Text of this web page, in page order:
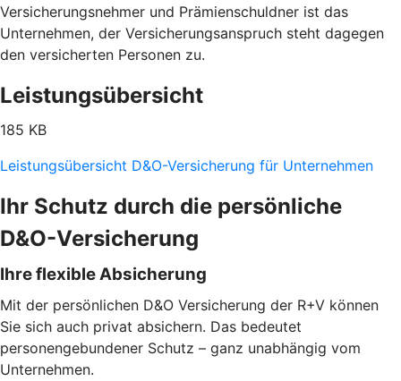
Versicherungsnehmer und Prämienschuldner ist das
Unternehmen, der Versicherungsanspruch steht dagegen
den versicherten Personen zu.
Leistungsübersicht
185 KB
Leistungsübersicht D&O-Versicherung für Unternehmen
Ihr Schutz durch die persönliche
D&O-Versicherung
Ihre flexible Absicherung
Mit der persönlichen D&O Versicherung der R+V können
Sie sich auch privat absichern. Das bedeutet
personengebundener Schutz – ganz unabhängig vom
Unternehmen.